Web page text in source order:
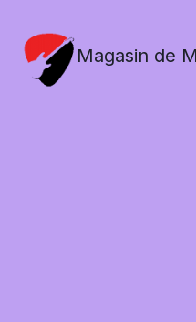
Magasin de